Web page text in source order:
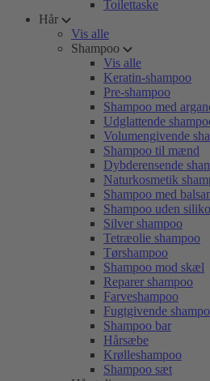
Toilettaske
Hår
Vis alle
Shampoo
Vis alle
Keratin-shampoo
Pre-shampoo
Shampoo med
Udglattende
Volumengivende
Shampoo til mænd
Dybderensende
Naturkosmetik
Shampoo med
Shampoo uden
Silver shampoo
Tetræolie shampoo
Tørshampoo
Shampoo mod skæl
Reparer shampoo
Farveshampoo
Fugtgivende
Shampoo bar
Hårsæbe
Krølleshampoo
Shampoo sæt